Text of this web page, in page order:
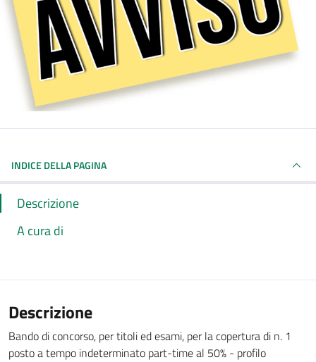
INDICE DELLA PAGINA
Descrizione
A cura di
Descrizione
Bando di concorso, per titoli ed esami, per la copertura di n. 1
posto a tempo indeterminato part-time al 50% - profilo